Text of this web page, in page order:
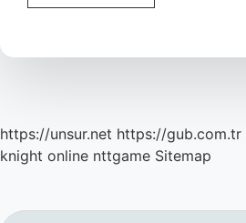
Nedir
https://unsur.net https://gub.com.tr
knight online nttgame Sitemap